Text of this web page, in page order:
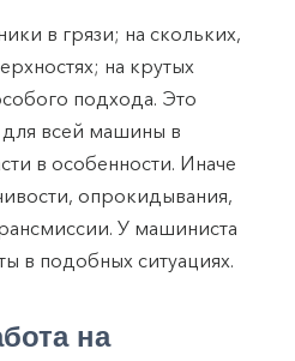
в грязи; на скольких,
на крутых
подхода. Это
для всей машины в
в особенности. Иначе
опрокидывания,
У машиниста
в подобных ситуациях.
на